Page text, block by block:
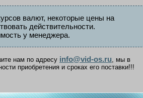
валют, некоторые цены на
действительности.
у менеджера.
нам по адресу info@vid-os.ru, мы в
приобретения и сроках его поставки!!!